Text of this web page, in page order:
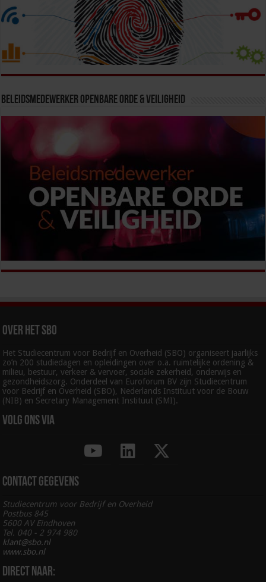
Beleidsmedewerker Openbare Orde & Veiligheid
Over het SBO
Het Studiecentrum voor Bedrijf en Overheid (SBO) organiseert jaarlijks
zo’n 200 studiedagen en opleidingen over o.a. ruimtelijke ordening &
milieu, bestuur, verkeer & vervoer, sociale zekerheid, onderwijs en
gezondheidszorg. Onderdeel van Euroforum BV zijn Studiecentrum
voor Bedrijf en Overheid (SBO), Nederlands Instituut voor de Bouw
(NIB) en Secretary Management Instituut (SMI).
Volg ons via
Contact gegevens
Studiecentrum voor Bedrijf en Overheid
Postbus 845
5600 AV Eindhoven
Tel. 040 - 2 974 980
klant@sbo.nl
www.sbo.nl
Direct naar: